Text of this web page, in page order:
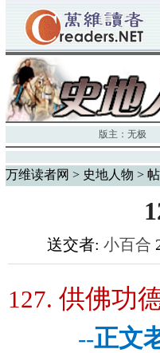
版主： 无极
万维读者网 > 史地人物 >
送交者: 小百合
127. 供佛功
--正文